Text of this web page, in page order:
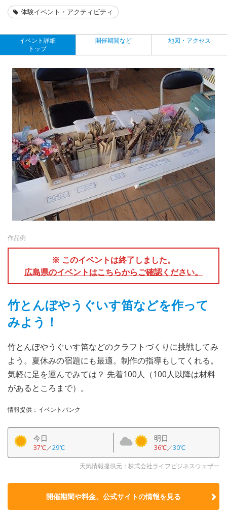
体験イベント・アクティビティ
イベント詳細
トップ
開催期間など 地図・アクセス
作品例
※ このイベントは終了しました。
広島県のイベントはこちらからご確認ください。
竹とんぼやうぐいす笛などを作って
みよう！
竹とんぼやうぐいす笛などのクラフトづくりに挑戦してみ
よう。夏休みの宿題にも最適。制作の指導もしてくれる。
気軽に足を運んでみては？ 先着100人（100人以降は材料
があるところまで）。
情報提供：イベントバンク
今日
37℃／29℃
明日
36℃／30℃
天気情報提供元：株式会社ライフビジネスウェザー
開催期間や料金、公式サイトの情報を見る